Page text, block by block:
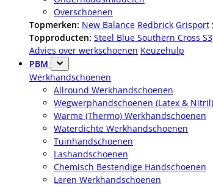
Overschoenen
Topmerken: New Balance Redbrick Grisport
Topproducten: Steel Blue Southern Cross S3
Advies over werkschoenen Keuzehulp
PBM
Werkhandschoenen
Allround Werkhandschoenen
Wegwerphandschoenen (Latex & Nitril)
Warme (Thermo) Werkhandschoenen
Waterdichte Werkhandschoenen
Tuinhandschoenen
Lashandschoenen
Chemisch Bestendige Handschoenen
Leren Werkhandschoenen